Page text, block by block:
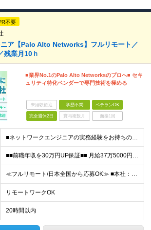
不要
ア【Palo Alto Networks】フルリモート／
残業月10ｈ
■業界No.1のPalo Alto Networksのプロへ■ セキ
ュリティ特化ベンダーで専門技術を極める
未経験歓迎 学歴不問 ベテランOK
完全週休2日 賞与複数月 面接1回
■ネットワークエンジニアの実務経験をお持ちの方 ■インフラエンジニアの実務経験をお持ちの方 ■学歴不問・第二新卒歓迎 「Palo Alto Networksに関わりスキルアップしたい」 「AI時代で
■■前職年収を30万円UP保証■■ 月給37万5000円～83万3400円＋各種手当 ※経験・年齢を考慮の上、決定します。 ※月給額には20時間相当（44,500円～98,400円）のみなし残業手当
≪フルリモート/日本全国から応募OK≫ ■本社：東京都新宿区下宮比町2-26 KDX飯田橋ビル3F ※業務拡大につき、移転したばかりの新オフィス ※転勤なし ※週1回程度の出社がございます（地方在住
リモートワークOK
20時間以内